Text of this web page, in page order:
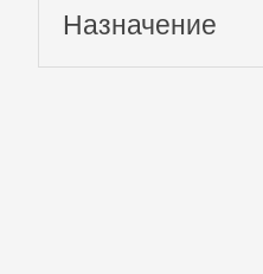
Назначение